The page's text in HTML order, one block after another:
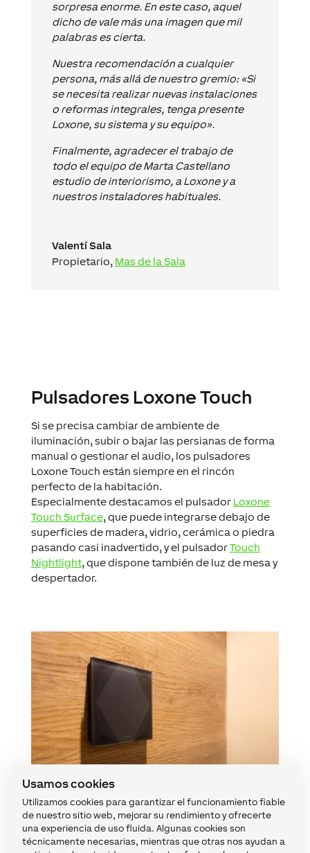
Usamos cookies
Utilizamos cookies para garantizar el funcionamiento fiable
de nuestro sitio web, mejorar su rendimiento y ofrecerte
una experiencia de uso fluida. Algunas cookies son
técnicamente necesarias, mientras que otras nos ayudan a
sorpresa enorme. En este caso, aquel
dicho de vale más una imagen que mil
palabras es cierta.
Nuestra recomendación a cualquier
persona, más allá de nuestro gremio: «Si
se necesita realizar nuevas instalaciones
o reformas integrales, tenga presente
Loxone, su sistema y su equipo».
Finalmente, agradecer el trabajo de
todo el equipo de Marta Castellano
estudio de interiorismo, a Loxone y a
nuestros instaladores habituales.
Valentí Sala
Propietario, Mas de la Sala
Pulsadores Loxone Touch
Si se precisa cambiar de ambiente de
iluminación, subir o bajar las persianas de forma
manual o gestionar el audio, los pulsadores
Loxone Touch están siempre en el rincón
perfecto de la habitación.
Especialmente destacamos el pulsador Loxone
Touch Surface, que puede integrarse debajo de
superficies de madera, vidrio, cerámica o piedra
pasando casi inadvertido, y el pulsadorTouch
Nightlight, que dispone también de luz de mesa y
despertador.